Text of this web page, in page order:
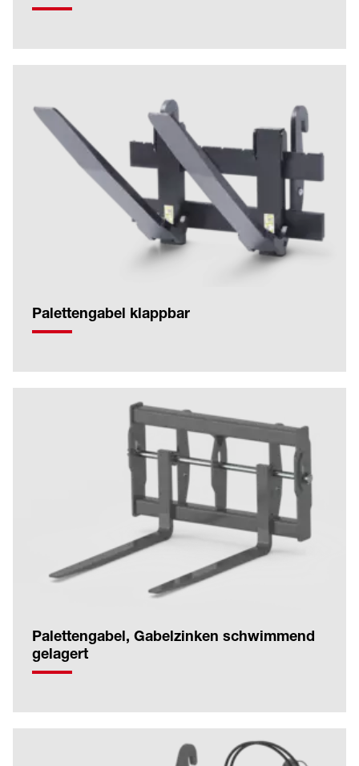
Palettengabel klappbar
Palettengabel, Gabelzinken schwimmend
gelagert